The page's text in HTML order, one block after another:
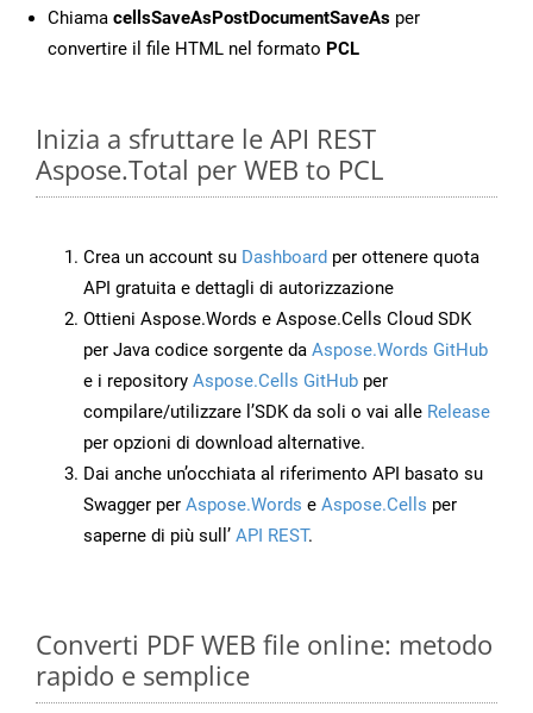
Chiama cellsSaveAsPostDocumentSaveAs per
convertire il file HTML nel formato PCL
Inizia a sfruttare le API REST
Aspose.Total per WEB to PCL
Crea un account su Dashboard per ottenere quota
API gratuita e dettagli di autorizzazione
Ottieni Aspose.Words e Aspose.Cells Cloud SDK
per Java codice sorgente da Aspose.Words GitHub
e i repository Aspose.Cells GitHub per
compilare/utilizzare l’SDK da soli o vai alle Release
per opzioni di download alternative.
Dai anche un’occhiata al riferimento API basato su
Swagger per Aspose.Words e Aspose.Cells per
saperne di più sull’ API REST.
Converti PDF WEB file online: metodo
rapido e semplice